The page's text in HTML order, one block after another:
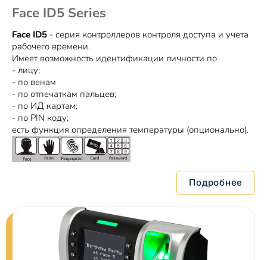
Face ID5 Series
Face ID5 - серия контроллеров контроля доступа и учета
рабочего времени.
Имеет возможность идентификации личности по
- лицу;
- по венам
- по отпечаткам пальцев;
- по ИД картам;
- по PIN коду;
есть функция определения температуры (опционально).
Подробнее